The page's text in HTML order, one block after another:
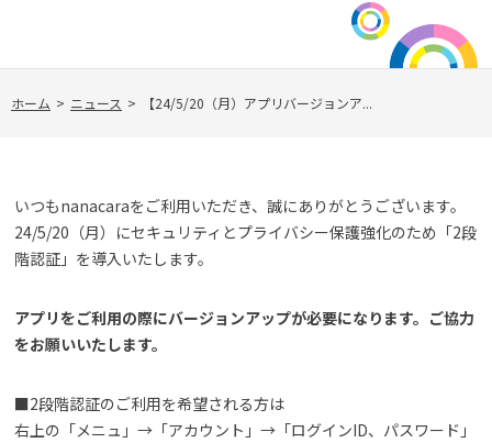
ホーム > ニュース > 【24/5/20（月）アプリバージョンア...
いつもnanacaraをご利用いただき、誠にありがとうございます。
24/5/20（月）にセキュリティとプライバシー保護強化のため「2段
階認証」を導入いたします。
アプリをご利用の際にバージョンアップが必要になります。ご協力
をお願いいたします。
️■2段階認証のご利用を希望される方は
右上の「メニュ」→「アカウント」→「ログインID、パスワード」